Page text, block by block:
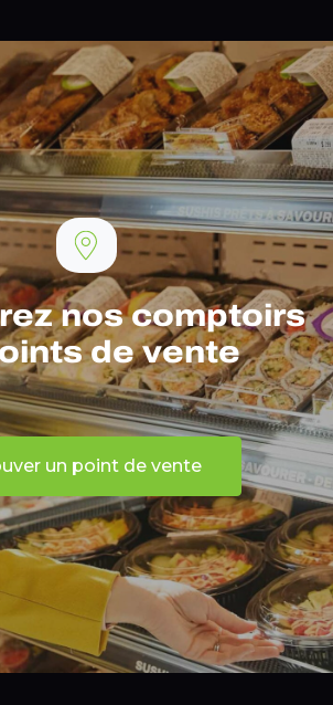
nos comptoirs
de vente
un point de vente